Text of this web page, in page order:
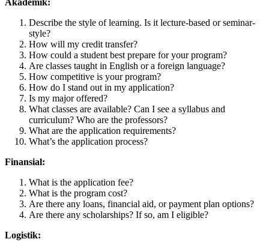
Akademik:
Describe the style of learning. Is it lecture-based or seminar-
style?
How will my credit transfer?
How could a student best prepare for your program?
Are classes taught in English or a foreign language?
How competitive is your program?
How do I stand out in my application?
Is my major offered?
What classes are available? Can I see a syllabus and
curriculum? Who are the professors?
What are the application requirements?
What’s the application process?
Finansial:
What is the application fee?
What is the program cost?
Are there any loans, financial aid, or payment plan options?
Are there any scholarships? If so, am I eligible?
Logistik: